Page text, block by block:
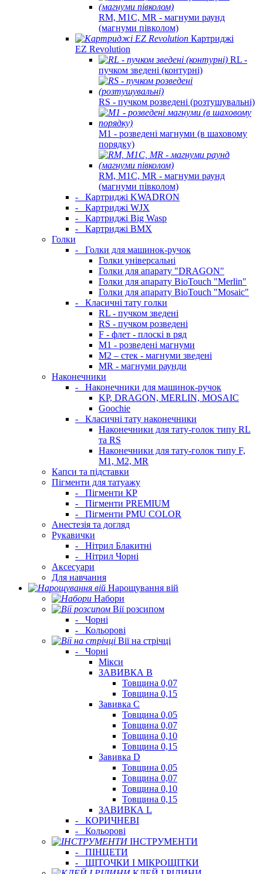
RM, M1C, MR - магнуми раунд
(магнуми півколом)
Картриджі
EZ Revolution
RL -
пучком зведені (контурні)
RS - пучком розведені (розтушувальні)
M1 - розведені магнуми (в шаховому
порядку)
RM, M1C, MR - магнуми раунд
(магнуми півколом)
-
Картриджі KWADRON
-
Картриджі WJX
-
Картриджі Big Wasp
-
Картриджі BMX
Голки
-
Голки для машинок-ручок
Голки універсальні
Голки для апарату "DRAGON"
Голки для апарату BioTouch "Merlin"
Голки для апарату BioTouch "Mosaic"
-
Класичні тату голки
RL - пучком зведені
RS - пучком розведені
F - флет - плоскі в ряд
M1 - розведені магнуми
M2 – стек - магнуми зведені
MR - магнуми раунди
Наконечники
-
Наконечники для машинок-ручок
KP, DRAGON, MERLIN, MOSAIC
Goochie
-
Класичні тату наконечники
Наконечники для тату-голок типу RL
та RS
Наконечники для тату-голок типу F,
M1, M2, MR
Капси та підставки
Пігменти для татуажу
-
Пігменти КР
-
Пігменти PREMIUM
-
Пігменти PMU COLOR
Анестезія та догляд
Рукавички
-
Нітрил Блакитні
-
Нітрил Чорні
Аксесуари
Для навчання
Нарощування вій
Набори
Вії розсипом
-
Чорні
-
Кольорові
Вії на стрічці
-
Чорні
Мікси
ЗАВИВКА В
Товщина 0,07
Товщина 0,15
Завивка C
Товщина 0,05
Товщина 0,07
Товщина 0,10
Товщина 0,15
Завивка D
Товщина 0,05
Товщина 0,07
Товщина 0,10
Товщина 0,15
ЗАВИВКА L
-
КОРИЧНЕВІ
-
Кольорові
ІНСТРУМЕНТИ
-
ПІНЦЕТИ
-
ЩІТОЧКИ І МІКРОЩІТКИ